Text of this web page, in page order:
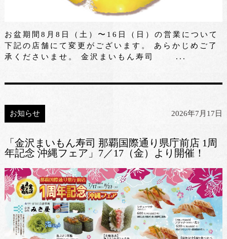
お盆期間8月8日（土）〜16日（日）の営業について
下記の店舗にて変更がございます。 あらかじめご了
承くださいませ。 金沢まいもん寿司 ...
お知らせ 2026年7月17日
「金沢まいもん寿司 那覇国際通り県庁前店 1周
年記念 沖縄フェア」7／17（金）より開催！